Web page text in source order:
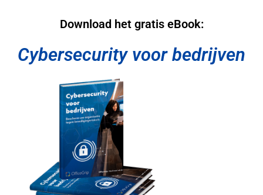
Download het gratis eBook:
Cybersecurity voor bedrijven